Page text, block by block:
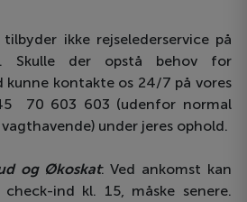
tilbyder ikke rejselederservice på
Skulle der opstå behov for
kontakte os 24/7 på vores
70 603 603 (udenfor normal
under jeres ophold.
og Økoskat: Ved ankomst kan
ind kl. 15, måske senere.